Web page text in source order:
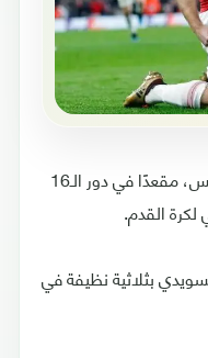
حجز فريق تشيلسي الإنجليزي، الخميس، مقعدًا في دور الـ16
لكرة القدم.
بثلاثية نظيفة في